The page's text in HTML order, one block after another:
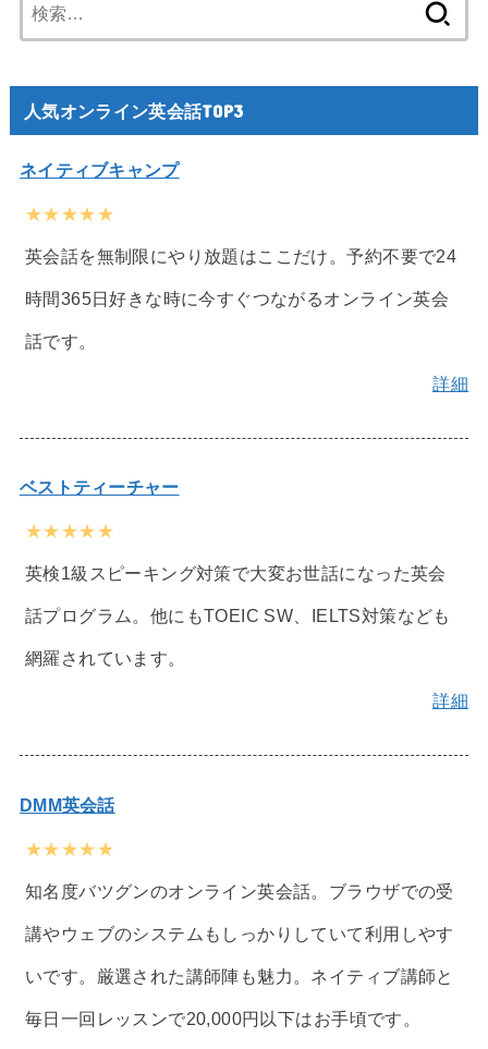
索:
人気オンライン英会話TOP3
ネイティブキャンプ
★★★★★
英会話を無制限にやり放題はここだけ。予約不要で24
時間365日好きな時に今すぐつながるオンライン英会
話です。
詳細
ベストティーチャー
★★★★★
英検1級スピーキング対策で大変お世話になった英会
話プログラム。他にもTOEIC SW、IELTS対策なども
網羅されています。
詳細
DMM英会話
★★★★★
知名度バツグンのオンライン英会話。ブラウザでの受
講やウェブのシステムもしっかりしていて利用しやす
いです。厳選された講師陣も魅力。ネイティブ講師と
毎日一回レッスンで20,000円以下はお手頃です。